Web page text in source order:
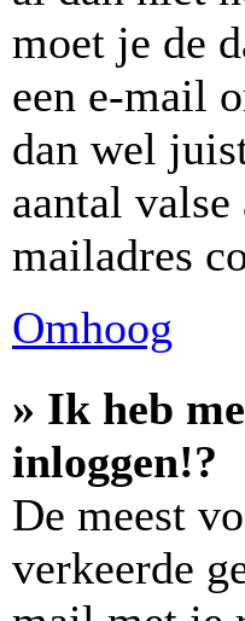
moet je de
een e-mail
dan wel
aantal
mailadres
Omhoog
» Ik heb
inloggen!?
De meest
verkeerde